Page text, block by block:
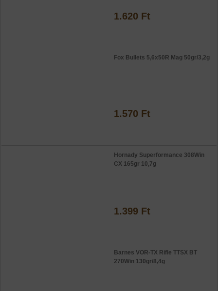
1.620 Ft
Fox Bullets 5,6x50R Mag 50gr/3,2g
1.570 Ft
Hornady Superformance 308Win
CX 165gr 10,7g
1.399 Ft
Barnes VOR-TX Rifle TTSX BT
270Win 130gr/8,4g